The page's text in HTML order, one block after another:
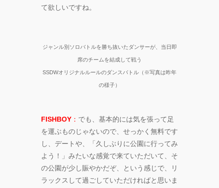
て欲しいですね。
ジャンル別ソロバトルを勝ち抜いたダンサーが、当日即
席のチームを結成して戦う
SSDWオリジナルルールのダンスバトル（※写真は昨年
の様子）
FISHBOY ： でも、基本的には気を張って足
を運ぶものじゃないので、せっかく無料です
し、デートや、「久しぶりに公園に行ってみ
よう！」みたいな感覚で来ていただいて、そ
の公園が少し賑やかだぞ、という感じで、リ
ラックスして過ごしていただければと思いま